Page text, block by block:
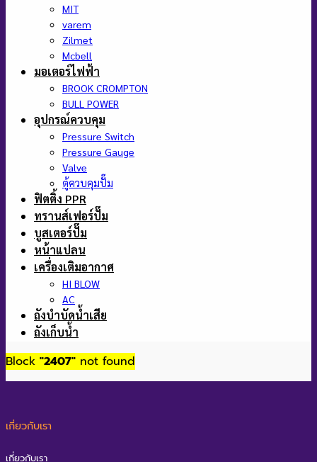
MIT
varem
Zilmet
Mcbell
มอเตอร์ไฟฟ้า
BROOK CROMPTON
BULL POWER
อุปกรณ์ควบคุม
Pressure Switch
Pressure Gauge
Valve
ตู้ควบคุมปั๊ม
ฟิตติ้ง PPR
ทรานส์เฟอร์ปั๊ม
บูสเตอร์ปั๊ม
หน้าแปลน
เครื่องเติมอากาศ
HI BLOW
AC
ถังบำบัดน้ำเสีย
ถังเก็บน้ำ
Block "2407" not found
เกี่ยวกับเรา
เกี่ยวกับเรา